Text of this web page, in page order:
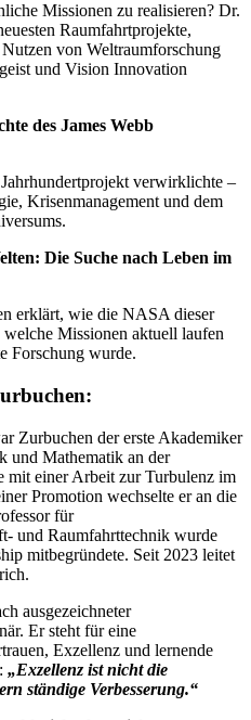
Missionen zu realisieren? Dr.
Raumfahrtprojekte,
von Weltraumforschung
und Vision Innovation
des James Webb
verwirklichte –
Krisenmanagement und dem
Die Suche nach Leben im
erklärt, wie die NASA dieser
Missionen aktuell laufen
Forschung wurde.
Zurbuchen der erste Akademiker
und Mathematik an der
mit einer Arbeit zur Turbulenz im
Promotion wechselte er an die
für
und Raumfahrttechnik wurde
mitbegründete. Seit 2023 leitet
ausgezeichneter
Er steht für eine
Exzellenz und lernende
„Exzellenz ist nicht die
ständige Verbesserung.“